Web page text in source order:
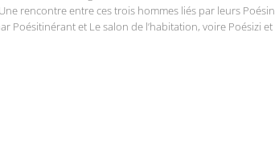
rencontre entre ces trois hommes liés par leurs
Poésitinérant et Le salon de l’habitation, voire Poésizi